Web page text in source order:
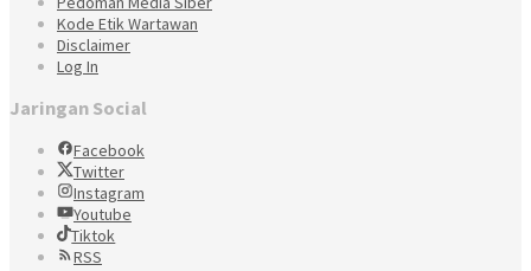
Kode Etik Wartawan
Disclaimer
Log In
Jaringan Social
Facebook
Twitter
Instagram
Youtube
Tiktok
RSS